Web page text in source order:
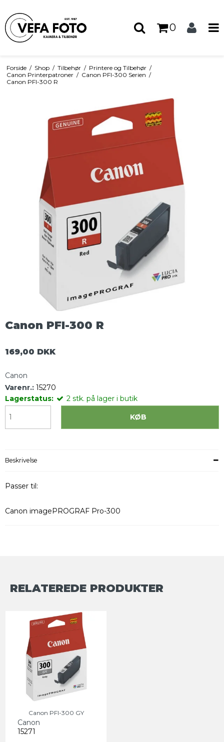
0
Forside / Shop / Tilbehør / Printere og Tilbehør /
Canon Printerpatroner / Canon PFI-300 Serien /
Canon PFI-300 R
Canon PFI-300 R
169,00 DKK
Canon
Varenr.: 15270
Lagerstatus:
2 stk. på lager i butik
KØB
Beskrivelse
Passer til:
Canon imagePROGRAF Pro-300
RELATEREDE PRODUKTER
Canon PFI-300 GY
Canon
15271